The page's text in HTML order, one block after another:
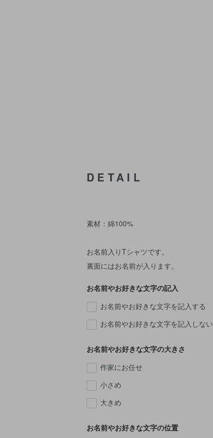
DETAIL
素材：綿100%
お名前入りTシャツです。
裏面にはお名前が入ります。
お名前やお好きな文字の記入
お名前やお好きな文字を記入する
お名前やお好きな文字を記入しない
お名前やお好きな文字の大きさ
作家にお任せ
小さめ
大きめ
お名前やお好きな文字の位置